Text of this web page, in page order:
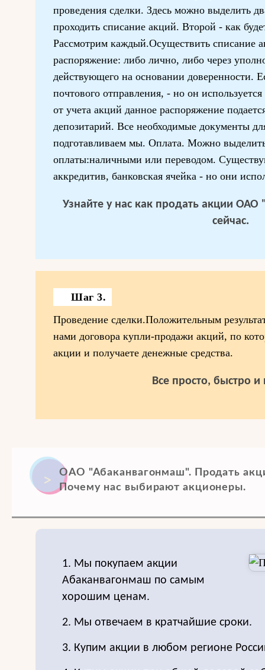
проведения сделки. Здесь можно выделить
проходить списание акций. Второй - как
Рассмотрим каждый.Осуществить списание
распоряжение: либо лично, либо через
действующего на основании доверенности.
почтового отправления, - но он
от учета акций данное распоряжение
депозитарий. Все необходимые документы
подготавливаем мы. Оплата. Можно
оплаты:наличными или переводом.
аккредитив, банковская ячейка - но они
Узнайте у нас как продать акции ОАО
сейчас.
Шаг 3.
Проведение сделки.Положительным
нами договора купли-продажи акций, по
акции и получаете денежные средства.
Все просто, быстро и
ОАО "Абаканвагонмаш". Продать
Почему нас выбирают акционеры.
1. Мы покупаем акции
Абаканвагонмаш по самым
хорошим ценам.
2. Мы отвечаем в кратчайшие сроки.
3. Купим акции в любом регионе